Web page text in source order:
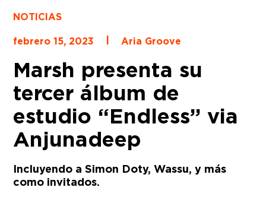
NOTICIAS
febrero 15, 2023
Aria Groove
Marsh presenta su
tercer álbum de
estudio “Endless” via
Anjunadeep
Incluyendo a Simon Doty, Wassu, y más
como invitados.